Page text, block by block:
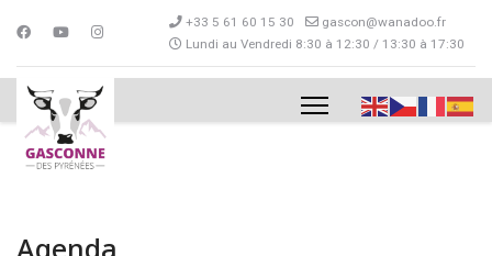
+33 5 61 60 15 30
gascon@wanadoo.fr
Lundi au Vendredi 8:30 à 12:30 / 13:30 à 17:30
Agenda